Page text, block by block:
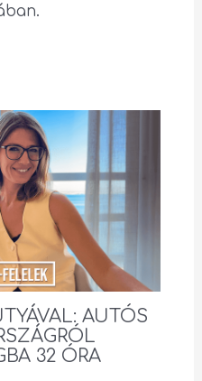
AUTÓS
32 ÓRA